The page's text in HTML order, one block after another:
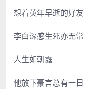
想着英年早逝的好友
李白深感生死亦无常
人生如朝露
他放下豪言总有一日